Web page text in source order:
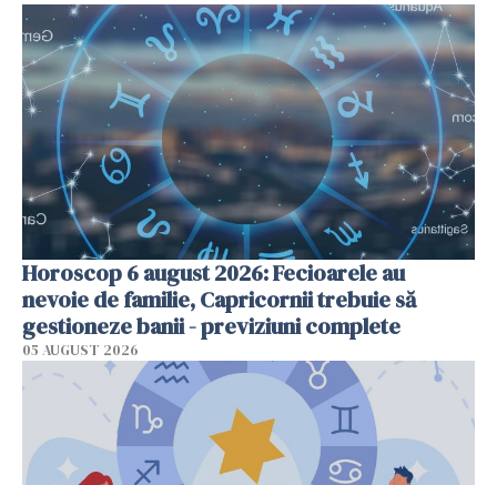
Horoscop 6 august 2026: Fecioarele au
nevoie de familie, Capricornii trebuie să
gestioneze banii - previziuni complete
05 AUGUST 2026